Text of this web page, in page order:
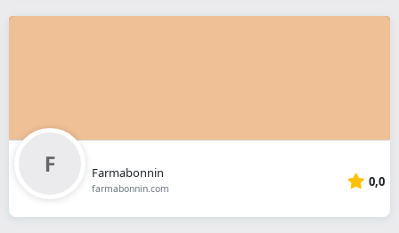
Farmabonnin
farmabonnin.com 0,0